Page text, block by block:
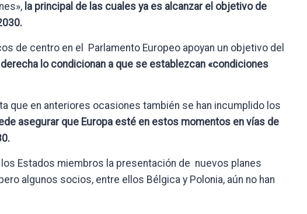
la principal de las cuales ya es alcanzar el objetivo de
de centro en el Parlamento Europeo apoyan un objetivo del
lo condicionan a que se establezcan «condiciones
que en anteriores ocasiones también se han incumplido los
asegurar que Europa esté en estos momentos en vías de
Estados miembros la presentación de nuevos planes
algunos socios, entre ellos Bélgica y Polonia, aún no han